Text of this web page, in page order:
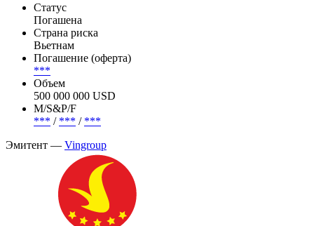
Статус
Погашена
Страна риска
Вьетнам
Погашение (оферта)
***
Объем
500 000 000 USD
М/S&P/F
*** / *** / ***
Эмитент — Vingroup